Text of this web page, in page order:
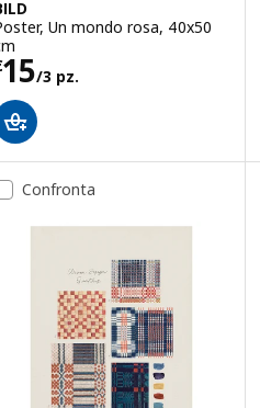
Un mondo rosa, 40x50
15/3 pz. € 15/3 pz.
Confronta